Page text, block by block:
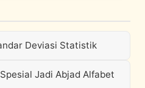
Deviasi Statistik
Jadi Abjad Alfabet